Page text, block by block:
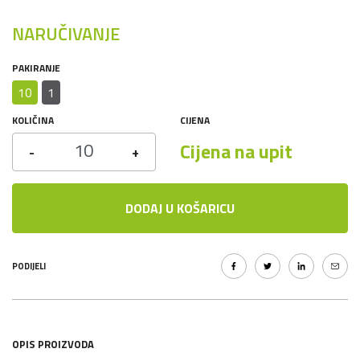
NARUČIVANJE
PAKIRANJE
10 1
KOLIČINA
- +
CIJENA
Cijena na upit
DODAJ U KOŠARICU
PODIJELI
OPIS PROIZVODA